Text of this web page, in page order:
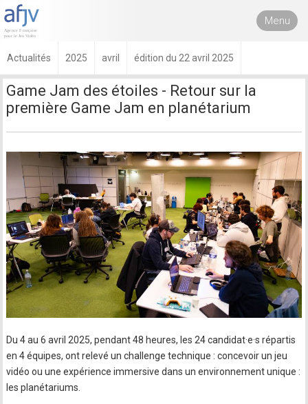
Menu
Actualités 2025 avril édition du 22 avril 2025
Game Jam des étoiles - Retour sur la
première Game Jam en planétarium
Du 4 au 6 avril 2025, pendant 48 heures, les 24 candidat·e·s répartis
en 4 équipes, ont relevé un challenge technique : concevoir un jeu
vidéo ou une expérience immersive dans un environnement unique :
les planétariums.